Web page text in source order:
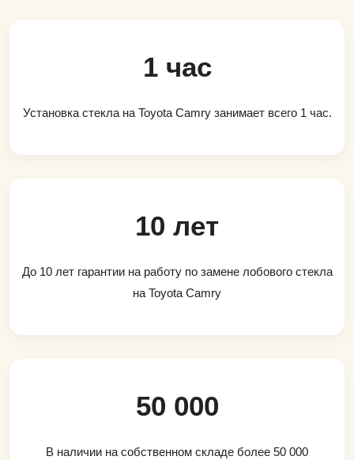
1 час
Установка стекла на Toyota Camry занимает всего 1 час.
10 лет
До 10 лет гарантии на работу по замене лобового стекла
на Toyota Camry
50 000
В наличии на собственном складе более 50 000